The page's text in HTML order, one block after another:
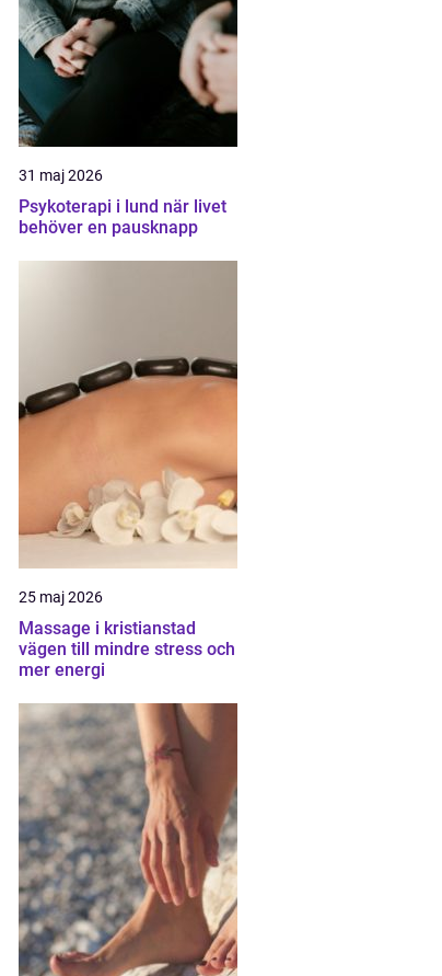
31 maj 2026
Psykoterapi i lund när livet
behöver en pausknapp
25 maj 2026
Massage i kristianstad
vägen till mindre stress och
mer energi